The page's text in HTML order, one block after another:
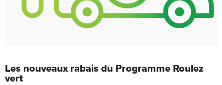
Les nouveaux rabais du Programme Roulez
vert